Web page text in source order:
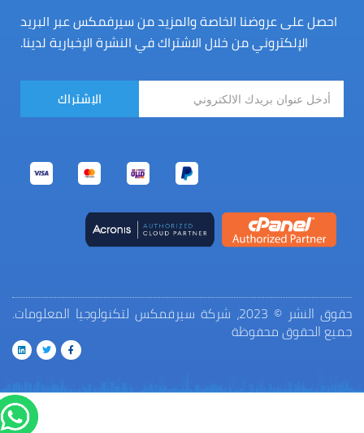
احصل على عروضنا الخاصة والمزيد من سيرفمكس عبر البريد
الإلكتروني من خلال الاشتراك في النشرة الإخبارية لدينا.
الإشتراك
حقوق النشر © 2023، شركة سيرفمكس لتكنولوجيا المعلومات.
جميع الحقوق محفوظة